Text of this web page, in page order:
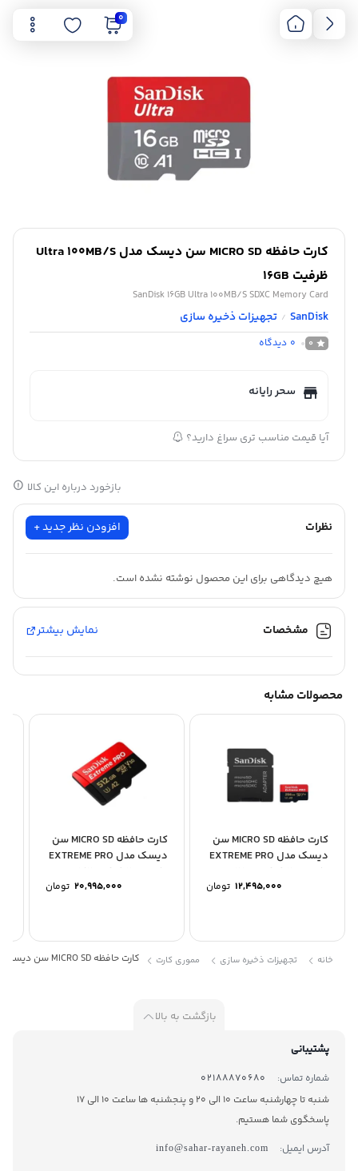
0
کارت حافظه MICRO SD سن دیسک مدل Ultra 100MB/S
ظرفیت 16GB
SanDisk 16GB Ultra 100MB/S SDXC Memory Card
SanDisk
/ تجهیزات ذخیره سازی
0
0 دیدگاه
سحر رایانه
آیا قیمت مناسب تری سراغ دارید؟
بازخورد درباره این کالا
نظرات افزودن نظر جدید +
هیچ دیدگاهی برای این محصول نوشته نشده است.
مشخصات نمایش بیشتر
محصولات مشابه
کارت حافظه MICRO SD سن
دیسک مدل EXTREME PRO
200MB/S ظرفیت 256...
12,495,000 تومان
کارت حافظه MICRO SD سن
دیسک مدل EXTREME PRO
200MB/S ظرفیت 512...
20,995,000 تومان
خانه تجهیزات ذخیره سازی مموری کارت کارت حافظه MICRO SD سن دیسک مدل Ultra 100MB/S ظرفیت 16GB
بازگشت به بالا
پشتیبانی
شماره تماس:
02188870680
شنبه تا چهارشنبه ساعت 10 الی 20 و پنجشنبه ها ساعت 10 الی 17
پاسخگوی شما هستیم.
آدرس ایمیل:
info@sahar-rayaneh.com